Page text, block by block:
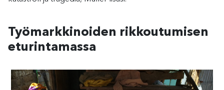
Työmarkkinoiden rikkoutumisen
eturintamassa